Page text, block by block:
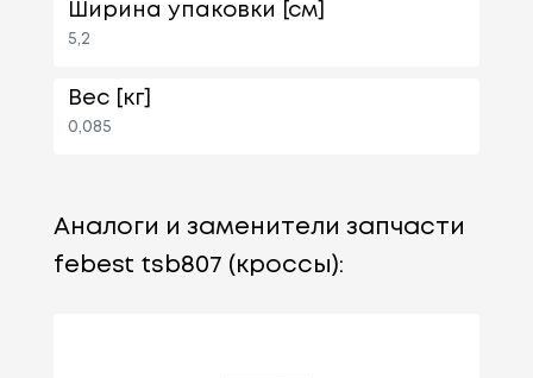
Ширина упаковки [см]
5,2
Вес [кг]
0,085
Аналоги и заменители запчасти
febest tsb807 (кроссы):